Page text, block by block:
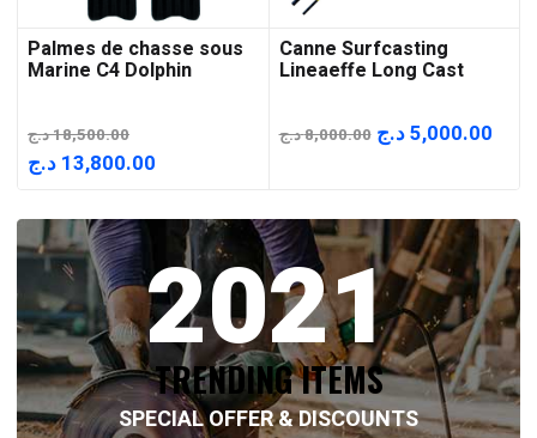
Palmes de chasse sous
Marine C4 Dolphin
18,500.00د.ج
Le
initial
était :
18,500.00 د.ج.
13,800.00 د.ج
actuel
est :
13,800.00 د.ج.
Canne Surfcasting
Lineaeffe Long Cast
8,000.00د.ج
Le
était :
8,000.00 د.ج.
5,000.00د.ج
Le
est :
2021
TRENDING ITEMS
SPECIAL OFFER & DISCOUNTS